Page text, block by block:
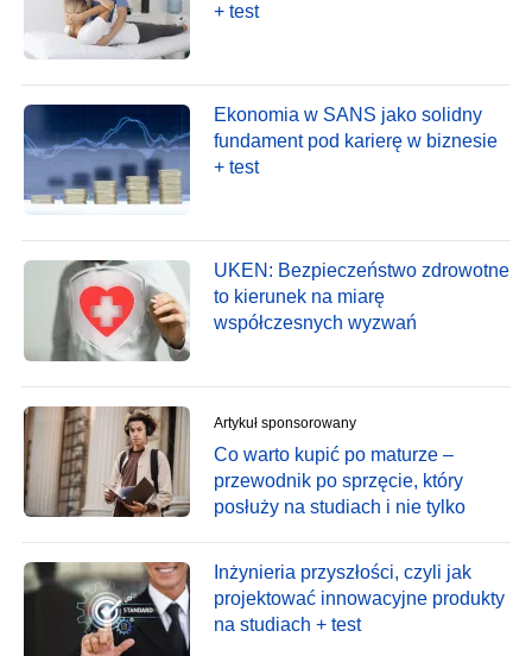
+ test
Ekonomia w SANS jako solidny
fundament pod karierę w biznesie
+ test
UKEN: Bezpieczeństwo zdrowotne
to kierunek na miarę
współczesnych wyzwań
Artykuł sponsorowany
Co warto kupić po maturze –
przewodnik po sprzęcie, który
posłuży na studiach i nie tylko
Inżynieria przyszłości, czyli jak
projektować innowacyjne produkty
na studiach + test